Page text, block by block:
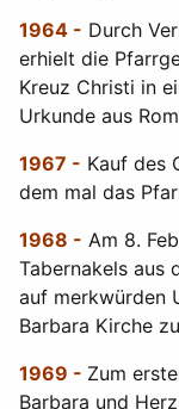
1964 - Durch
erhielt die
Kreuz Christi in
Urkunde aus
1967 - Kauf des
dem mal das
1968 - Am 8.
Tabernakels aus
auf merkwürden
Barbara Kirche
1969 - Zum
Barbara und